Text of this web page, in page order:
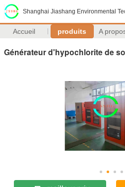
Shanghai Jiashang Environmental
Accueil produits A
Générateur d'hypochlorite de